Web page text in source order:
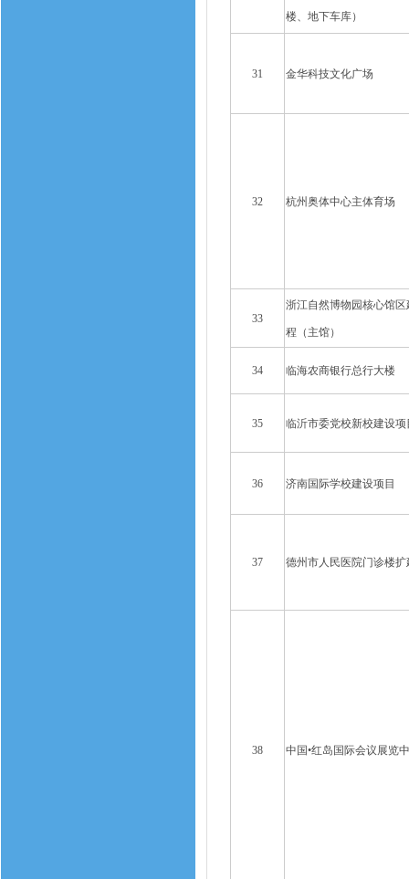
楼、地下车库）
31 金华科技文化广场
32 杭州奥体中心主体育场
33
浙江自然博物园核心馆区
程（主馆）
34 临海农商银行总行大楼
35 临沂市委党校新校建设项
36 济南国际学校建设项目
37 德州市人民医院门诊楼扩
38 中国•红岛国际会议展览